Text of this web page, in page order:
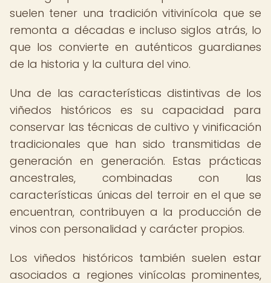
suelen tener una tradición vitivinícola que se
remonta a décadas e incluso siglos atrás, lo
que los convierte en auténticos guardianes
de la historia y la cultura del vino.
Una de las características distintivas de los
viñedos históricos es su capacidad para
conservar las técnicas de cultivo y vinificación
tradicionales que han sido transmitidas de
generación en generación. Estas prácticas
ancestrales, combinadas con las
características únicas del terroir en el que se
encuentran, contribuyen a la producción de
vinos con personalidad y carácter propios.
Los viñedos históricos también suelen estar
asociados a regiones vinícolas prominentes,